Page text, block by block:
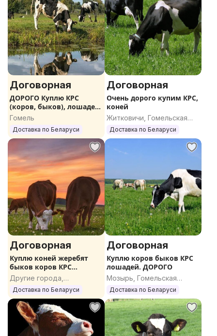
Договорная
ДОРОГО Куплю КРС
(коров, быков), лошадей,
жеребят
Гомель
Доставка по Беларуси
Договорная
Очень дорого купим КРС,
коней
Житковичи, Гомельская
область
Доставка по Беларуси
Договорная
Куплю коней жеребят
быков коров КРС
ДОРОГО
Другие города,
Гомельская область
Доставка по Беларуси
Договорная
Куплю коров быков КРС
лошадей. ДОРОГО
Мозырь, Гомельская
область
Доставка по Беларуси